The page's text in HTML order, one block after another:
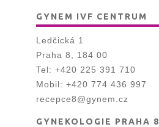
GYNEM IVF CENTRUM
Ledčická 1
Praha 8, 184 00
Tel: +420 225 391 710
Mobil: +420 774 436 997
recepce8@gynem.cz
GYNEKOLOGIE PRAHA 8